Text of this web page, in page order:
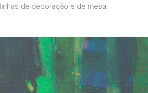
linhas de decoração e de mesa.